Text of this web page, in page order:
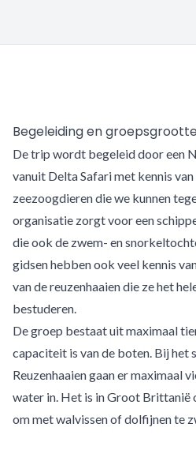
Begeleiding en
De trip wordt begeleid door een
vanuit Delta Safari met kennis van
zeezoogdieren die we kunnen
organisatie zorgt voor een
die ook de zwem- en
gidsen hebben ook veel kennis
van de reuzenhaaien die ze het
bestuderen.
De groep bestaat uit maximaal
capaciteit is van de boten. Bij het
Reuzenhaaien gaan er maximaal
water in. Het is in Groot Brittanië
om met walvissen of dolfijnen te